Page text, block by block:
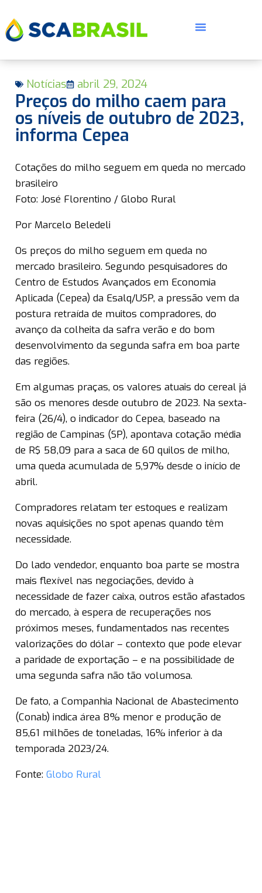
Notícias abril 29, 2024
Preços do milho caem para
os níveis de outubro de 2023,
informa Cepea
Cotações do milho seguem em queda no mercado
brasileiro
Foto: José Florentino / Globo Rural
Por Marcelo Beledeli
Os preços do milho seguem em queda no
mercado brasileiro. Segundo pesquisadores do
Centro de Estudos Avançados em Economia
Aplicada (Cepea) da Esalq/USP, a pressão vem da
postura retraída de muitos compradores, do
avanço da colheita da safra verão e do bom
desenvolvimento da segunda safra em boa parte
das regiões.
Em algumas praças, os valores atuais do cereal já
são os menores desde outubro de 2023. Na sexta-
feira (26/4), o indicador do Cepea, baseado na
região de Campinas (SP), apontava cotação média
de R$ 58,09 para a saca de 60 quilos de milho,
uma queda acumulada de 5,97% desde o início de
abril.
Compradores relatam ter estoques e realizam
novas aquisições no spot apenas quando têm
necessidade.
Do lado vendedor, enquanto boa parte se mostra
mais flexível nas negociações, devido à
necessidade de fazer caixa, outros estão afastados
do mercado, à espera de recuperações nos
próximos meses, fundamentados nas recentes
valorizações do dólar – contexto que pode elevar
a paridade de exportação – e na possibilidade de
uma segunda safra não tão volumosa.
De fato, a Companhia Nacional de Abastecimento
(Conab) indica área 8% menor e produção de
85,61 milhões de toneladas, 16% inferior à da
temporada 2023/24.
Fonte: Globo Rural